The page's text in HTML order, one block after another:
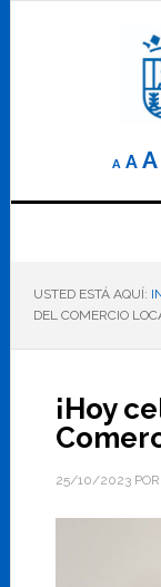
AelA A
USTED ESTÁ AQUÍ:
DEL COMERCIO
¡Hoy
25/10/2023POR